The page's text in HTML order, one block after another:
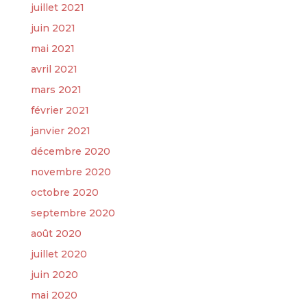
juillet 2021
juin 2021
mai 2021
avril 2021
mars 2021
février 2021
janvier 2021
décembre 2020
novembre 2020
octobre 2020
septembre 2020
août 2020
juillet 2020
juin 2020
mai 2020